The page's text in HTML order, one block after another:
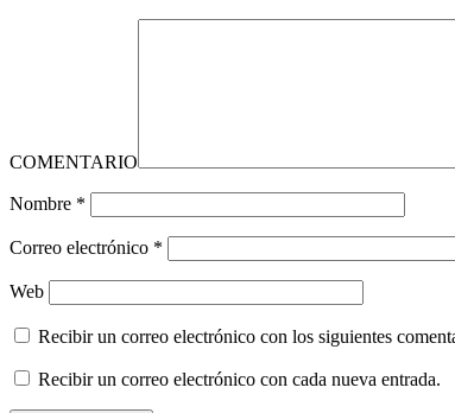
COMENTARIO
Nombre *
Correo electrónico *
Web
Recibir un correo electrónico con los siguientes
Recibir un correo electrónico con cada nueva entrada.